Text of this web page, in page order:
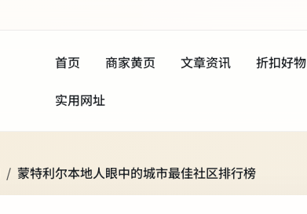
首页 商家黄页 文章资讯 折扣好物
实用网址
蒙特利尔本地人眼中的城市最佳社区排行榜